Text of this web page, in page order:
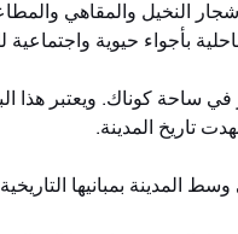
النخيل والمقاهي
بأجواء حيوية واجتماعية
ساحة كوناك. ويعتبر هذا
تاريخ المدينة.
المدينة بمبانيها